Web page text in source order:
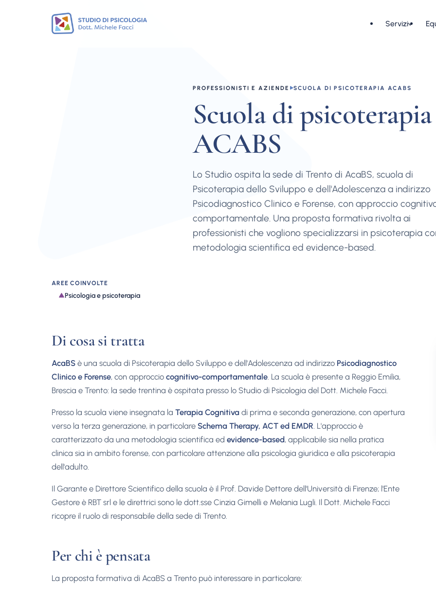
Servizi
PROFESSIONISTI E AZIENDE SCUOLA DI PSICOTERAPIA ACABS
Scuola di psicoterapia
ACABS
Lo Studio ospita la sede di Trento di AcaBS, scuola di
Psicoterapia dello Sviluppo e dell'Adolescenza a indirizzo
Psicodiagnostico Clinico e Forense, con approccio
comportamentale. Una proposta formativa rivolta ai
professionisti che vogliono specializzarsi in psicoterapia
metodologia scientifica ed evidence-based.
AREE COINVOLTE
Psicologia e psicoterapia
Di cosa si tratta
AcaBS è una scuola di Psicoterapia dello Sviluppo e dell'Adolescenza ad indirizzo Psicodiagnostico
Clinico e Forense, con approccio cognitivo-comportamentale . La scuola è presente a Reggio Emilia,
Brescia e Trento: la sede trentina è ospitata presso lo Studio di Psicologia del Dott. Michele Facci.
Presso la scuola viene insegnata la Terapia Cognitiva di prima e seconda generazione, con apertura
verso la terza generazione, in particolare Schema Therapy, ACT ed EMDR . L'approccio è
caratterizzato da una metodologia scientifica ed evidence-based, applicabile sia nella pratica
clinica sia in ambito forense, con particolare attenzione alla psicologia giuridica e alla psicoterapia
dell'adulto.
Il Garante e Direttore Scientifico della scuola è il Prof. Davide Dettore dell'Università di Firenze; l'Ente
Gestore è RBT srl e le direttrici sono le dott.sse Cinzia Gimelli e Melania Lugli. Il Dott. Michele Facci
ricopre il ruolo di responsabile della sede di Trento.
Per chi è pensata
La proposta formativa di AcaBS a Trento può interessare in particolare: